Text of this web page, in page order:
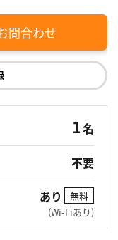
問合わせ
1名
不要
あり
無料
(Wi-Fiあり)